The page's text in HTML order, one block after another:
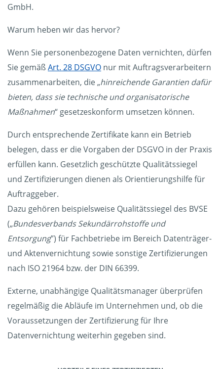
GmbH.
Warum heben wir das hervor?
Wenn Sie personenbezogene Daten vernichten, dürfen
Sie gemäßArt. 28 DSGVO nur mit Auftragsverarbeitern
zusammenarbeiten, die „hinreichende Garantien dafür
bieten, dass sie technische und organisatorische
Maßnahmen“ gesetzeskonform umsetzen können.
Durch entsprechende Zertifikate kann ein Betrieb
belegen, dass er die Vorgaben der DSGVO in der Praxis
erfüllen kann. Gesetzlich geschützte Qualitätssiegel
und Zertifizierungen dienen als Orientierungshilfe für
Auftraggeber.
Dazu gehören beispielsweise Qualitätssiegel des BVSE
(„Bundesverbands Sekundärrohstoffe und
Entsorgung”) für Fachbetriebe im Bereich Datenträger-
und Aktenvernichtung sowie sonstige Zertifizierungen
nach ISO 21964 bzw. der DIN 66399.
Externe, unabhängige Qualitätsmanager überprüfen
regelmäßig die Abläufe im Unternehmen und, ob die
Voraussetzungen der Zertifizierung für Ihre
Datenvernichtung weiterhin gegeben sind.